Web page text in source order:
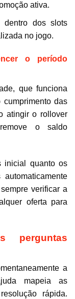
ativa.
dentro dos slots
no jogo.
o período
que funciona
cumprimento das
atingir o rollover
o saldo
inicial quanto os
verificar a
oferta para
perguntas
a
mapeia as
rápida.